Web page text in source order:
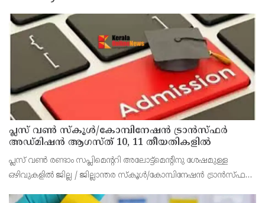
പ്ലസ് വൺ സ്‌കൂൾ/കോമ്പിനേഷൻ ട്രാൻസ്ഫർ
അഡ്മിഷൻ ആഗസ്ത് 10, 11 തീയതികളിൽ
പ്ലസ് വൺ രണ്ടാം സപ്ലിമെന്ററി അലോട്ട്‌മെന്റിനു ശേഷമുള്ള
ഒഴിവുകളിൽ ജില്ല / ജില്ലാന്തര സ്‌കൂൾ/കോമ്പിനേഷൻ ട്രാൻസ്ഫർ